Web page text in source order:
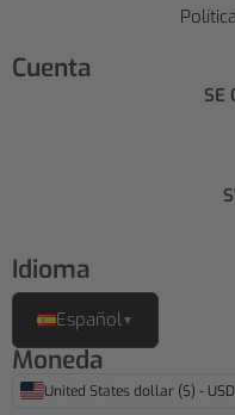
Cuenta
SE
Idioma
Español▼
Moneda
United States dollar ($) - USD